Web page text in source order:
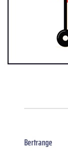
Bertrange